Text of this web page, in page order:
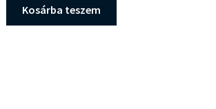
was:
19.900 Ft. 18.790 Ft.
Kosárba teszem